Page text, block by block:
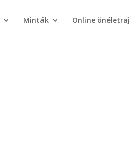
Minták Online